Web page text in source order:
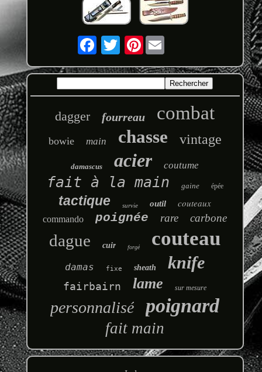
Pinterest
dagger fourreau combat
bowie main chasse vintage
damascus acier coutume
fait à la main gaine épée
tactique survie outil couteaux
commando poignée rare carbone
dague cuir forgé couteau
damas fixe sheath knife
fairbairn lame sur mesure
personnalisé poignard
fait main